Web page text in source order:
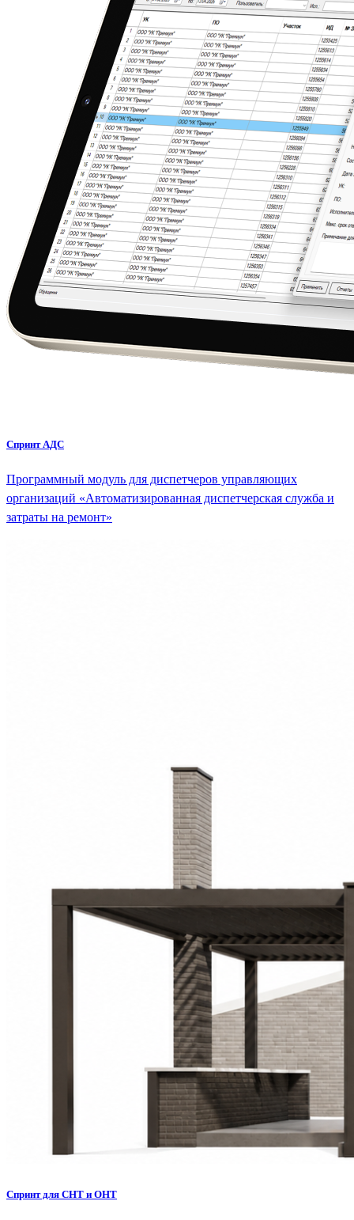
Спринт АДС
Программный модуль для диспетчеров управляющих
организаций «Автоматизированная диспетчерская служба и
затраты на ремонт»
Спринт для СНТ и ОНТ